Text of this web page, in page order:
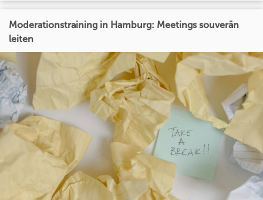
Moderationstraining in Hamburg: Meetings souverän
leiten